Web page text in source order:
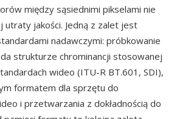
między sąsiednimi pikselami nie
jakości. Jedną z zalet jest
nadawczymi: próbkowanie
strukturze chrominancji stosowanej
wideo (ITU-R BT.601, SDI),
formatem dla sprzętu do
i przetwarzania z dokładnością do